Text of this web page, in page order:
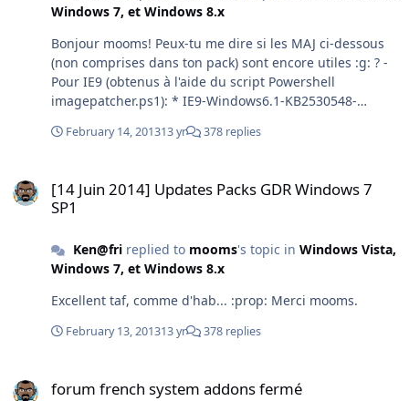
Windows 7, et Windows 8.x
Bonjour mooms! Peux-tu me dire si les MAJ ci-dessous
(non comprises dans ton pack) sont encore utiles :g: ? -
Pour IE9 (obtenus à l'aide du script Powershell
imagepatcher.ps1): * IE9-Windows6.1-KB2530548-
Windows6.1-KB2586448-x86.msu * IE9-Windows6.1-
Windows6.1-KB2699988-x86.msu * IE9-Windows6.1-
KB2719177-x86.msu * IE9-Windows6.1-KB2722913-
ailleurs, la MAJ Windows6.1-KB2506143-x86.msu
(Windows Management Framework v3.0) pose quelques
soucis : apparement intégrée à mon image, elle n'est
pas listée dans les packages inclus dans cette image
(DISM annonce la "réussite de l'opération", bien
Edition de Windows : 7 Pro SP1 FR
February 14, 201313 yr 378 replies
[14 Juin 2014] Updates Packs GDR Windows 7
SP1
Ken@frireplied to mooms's topic in Windows Vista,
Windows 7, et Windows 8.x
Excellent taf, comme d'hab... :prop: Merci mooms.
February 13, 201313 yr 378 replies
forum french system addons fermé